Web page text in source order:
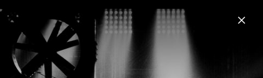
Menu
Rammstein